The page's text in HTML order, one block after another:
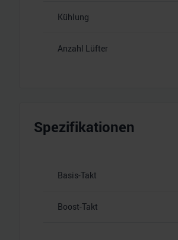
Kühlung
Anzahl Lüfter
Spezifikationen
Basis-Takt
Boost-Takt